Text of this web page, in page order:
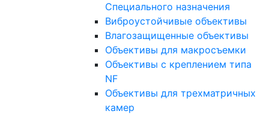
Специального назначения
Виброустойчивые объективы
Влагозащищенные объективы
Объективы для макросъемки
Объективы с креплением типа
NF
Объективы для трехматричных
камер